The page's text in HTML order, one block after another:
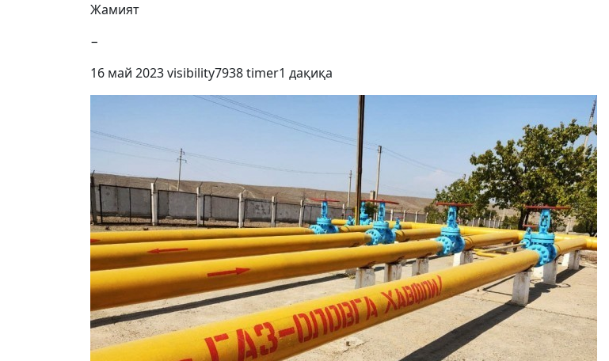
Жамият
−
16 май 2023visibility7938timer1 дақиқа